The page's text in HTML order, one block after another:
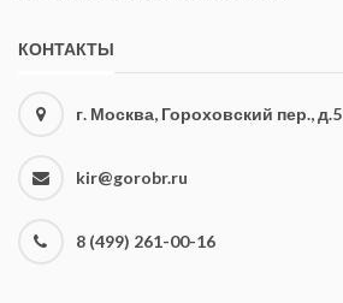
КОНТАКТЫ
г. Москва, Гороховский пер., д.5
kir@gorobr.ru
8 (499) 261-00-16